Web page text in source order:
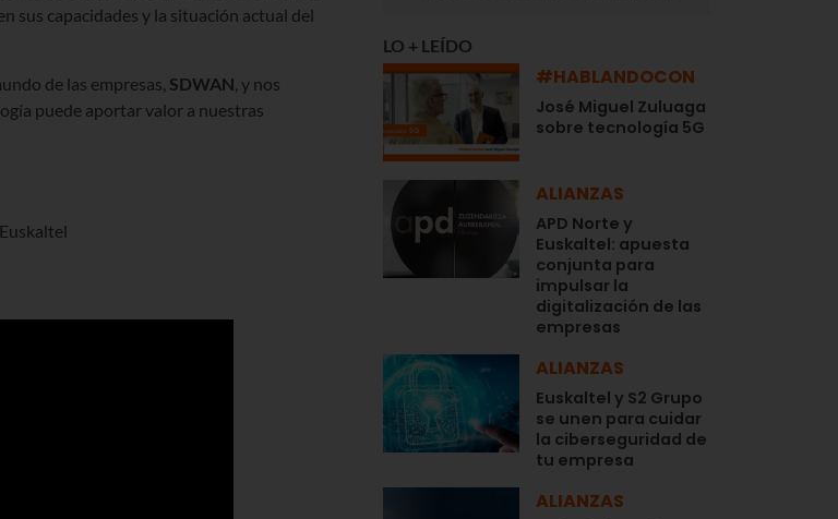
sus capacidades y la situación actual del
de las empresas, SDWAN , y nos
puede aportar valor a nuestras
LO + LEÍDO
#HABLANDOCON
José Miguel Zuluaga
sobre tecnología 5G
ALIANZAS
APD Norte y
Euskaltel: apuesta
conjunta para
impulsar la
digitalización de las
empresas
ALIANZAS
Euskaltel y S2 Grupo
se unen para cuidar
la ciberseguridad de
tu empresa
ALIANZAS